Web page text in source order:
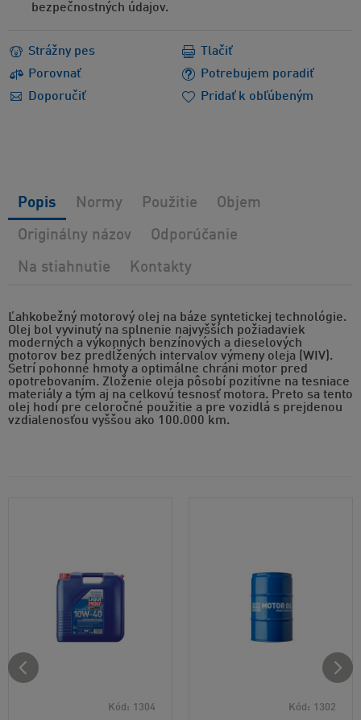
bezpečnostných údajov.
Strážny pes
Porovnať
Potrebujem poradiť
Doporučiť
Tlačiť
Pridať k obľúbeným
Ľahkobežný motorový olej na báze syntetickej technológie.
Olej bol vyvinutý na splnenie najvyšších požiadaviek
moderných a výkonných benzínových a dieselových
motorov bez predĺžených intervalov výmeny oleja (WIV).
Šetrí pohonné hmoty a optimálne chráni motor pred
opotrebovaním. Zloženie oleja pôsobí pozitívne na tesniace
materiály a tým aj na celkovú tesnosť motora. Preto sa tento
olej hodí pre celoročné použitie a pre vozidlá s prejdenou
vzdialenosťou vyššou ako 100.000 km.
Popis Normy Použitie Objem
Originálny názov Odporúčanie
Na stiahnutie Kontakty
Kód: 1304 Kód: 1302